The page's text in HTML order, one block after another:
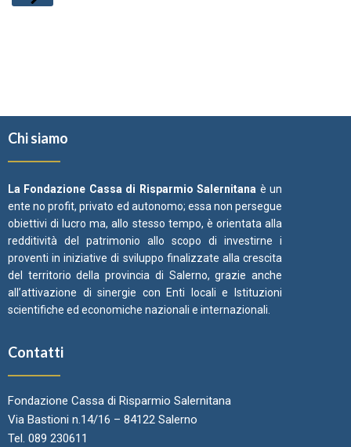
Chi siamo
La Fondazione Cassa di Risparmio Salernitana è un
ente no profit, privato ed autonomo; essa non persegue
obiettivi di lucro ma, allo stesso tempo, è orientata alla
redditività del patrimonio allo scopo di investirne i
proventi in iniziative di sviluppo finalizzate alla crescita
del territorio della provincia di Salerno, grazie anche
all’attivazione di sinergie con Enti locali e Istituzioni
scientifiche ed economiche nazionali e internazionali.
Contatti
Fondazione Cassa di Risparmio Salernitana
Via Bastioni n.14/16 – 84122 Salerno
Tel. 089 230611